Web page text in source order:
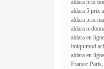
aldara prix
aldara 5 prix
aldara prix
aldara
aldara en
imiquimod
aldara en
France: